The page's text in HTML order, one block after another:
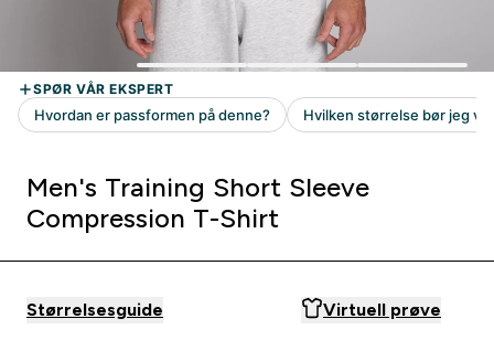
Men's Training Short Sleeve
Compression T-Shirt
Størrelsesguide Virtuell prøve